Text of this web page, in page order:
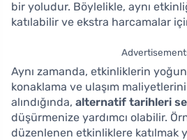
bir yoludur. Böylelikle, aynı
katılabilir ve ekstra harcamalar
Aynı zamanda, etkinliklerin
konaklama ve ulaşım
alındığında, alternatif tarihleri
düşürmenize yardımcı olabilir.
düzenlenen etkinliklere katılmak